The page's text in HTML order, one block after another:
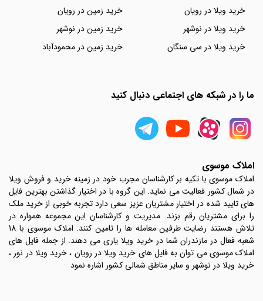
خرید ویلا در رویان
خرید ویلا در نوشهر
خرید ویلا در سی سنگان
خرید زمین در رویان
خرید زمین در نوشهر
خرید زمین در محمودآباد
ما را در شبکه های اجتماعی دنبال کنید
املاک موسوی
املاک موسوی با تکیه بر کارشناسان مجرب خود در زمینه خرید و فروش ویلا
در شمال کشور فعالیت می نماید. این گروه با در اختیار گذاشتن بهترین فایل
های تایید شده در اختیار مشتریان عزیز سعی دارد تجربه خوبی از خرید ملک
را برای مشتریان رقم بزند. مدیریت و کارشناسان این مجموعه همواره در
تلاش هستند رضایت طرفین معامله ها را تامین کنند. املاک موسوی با 18
شعبه فعال در مازندران شما در خرید ویلا یاری می دهند. از جمله فایل های
املاک موسوی می توان به فایل های خرید ویلا در رویان ، خرید ویلا در نور ،
خرید ویلا در نوشهر و سایر مناطق شمالی کشور اشاره نمود